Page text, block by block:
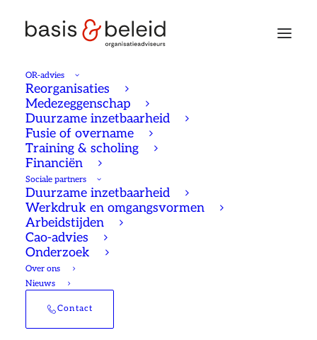
OR-advies
Reorganisaties
Medezeggenschap
Duurzame inzetbaarheid
Fusie of overname
Training & scholing
Financiën
Sociale partners
Duurzame inzetbaarheid
Werkdruk en omgangsvormen
Arbeidstijden
Cao-advies
Onderzoek
Over ons
Nieuws
Contact